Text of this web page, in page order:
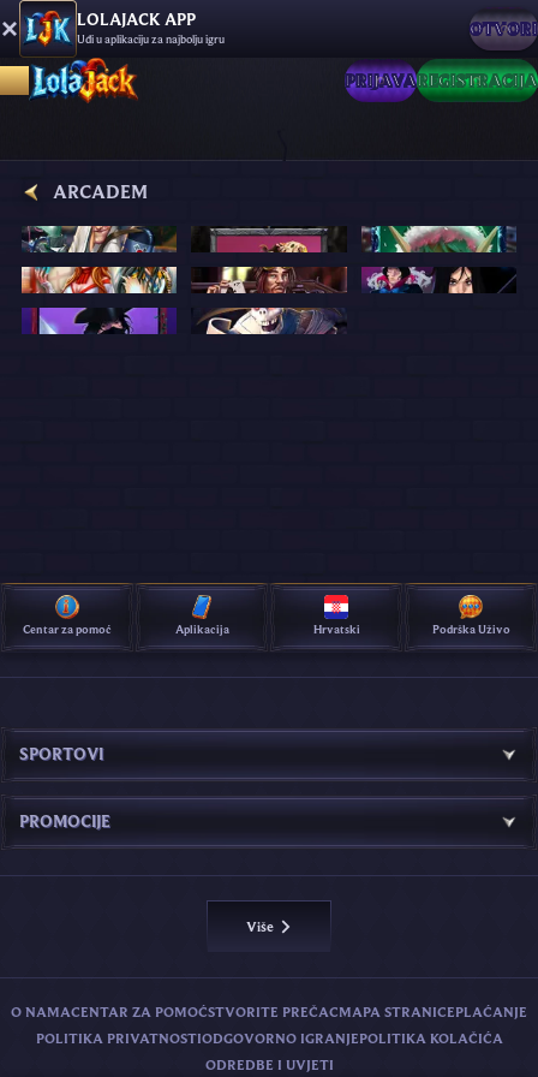
LOLAJACK APP
Uđi u aplikaciju za najbolju igru OTVORI
PRIJAVAREGISTRACIJA
ARCADEM
Flashback Heroes: 243 Ways Demon Academy Evil Elf
Guardians Of Inari The Armory The Hatter’s Mad Tea Party
Tap House Eternal Night
Centar za pomoć Aplikacija Hrvatski Podrška Uživo
SPORTOVI
PROMOCIJE
Više
O NAMACENTAR ZA POMOĆSTVORITE PREČACMAPA STRANICEPLAĆANJE
POLITIKA PRIVATNOSTIODGOVORNO IGRANJEPOLITIKA KOLAČIĆA
ODREDBE I UVJETI